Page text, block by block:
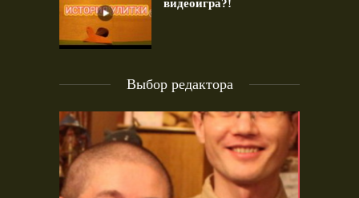
видеоигра?!
Выбор редактора